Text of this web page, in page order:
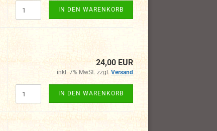
IN DEN WARENKORB
24,00 EUR
inkl. 7% MwSt. zzgl. Versand
IN DEN WARENKORB